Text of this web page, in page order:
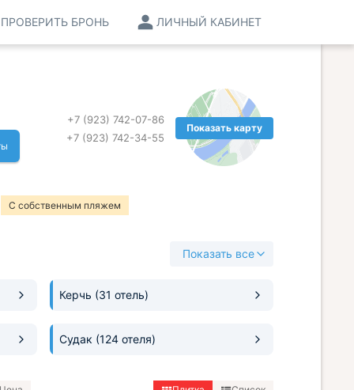
ЛИЧНЫЙ КАБИНЕТ
ПРОВЕРИТЬ БРОНЬ
Показать карту
+7 (923) 742-07-86
+7 (923) 742-34-55
С собственным пляжем
Показать все
Керчь (31 отель)
Судак (124 отеля)